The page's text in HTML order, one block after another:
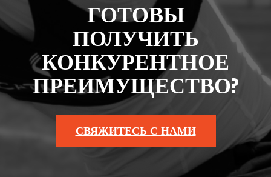
ГОТОВЫ
ПОЛУЧИТЬ
КОНКУРЕНТНОЕ
ПРЕИМУЩЕСТВО?
СВЯЖИТЕСЬ С НАМИ